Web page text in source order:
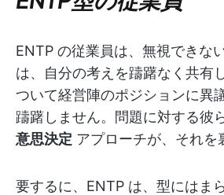
ENTP の従業員は、無視できな
は、自分の考えを躊躇なく共有
ついて経営陣のポジションに異
躊躇しません。問題に対する彼
意思決定 アプローチが、それを
要するに、ENTP は、型にはま